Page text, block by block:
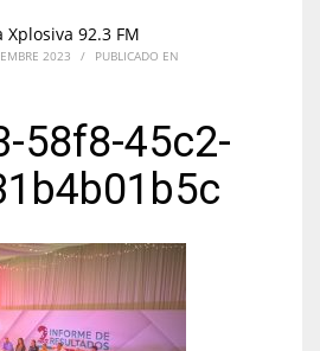
Xplosiva 92.3 FM
2023 / PUBLICADO EN
58f8-45c2-